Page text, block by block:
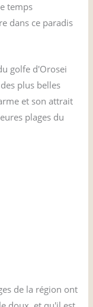
temps
dans ce paradis
golfe d'Orosei
plus belles
et son attrait
plages du
de la région ont